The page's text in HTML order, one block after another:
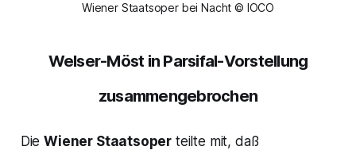
Wiener Staatsoper bei Nacht © IOCO
Welser-Möst in Parsifal-Vorstellung
zusammengebrochen
DieWiener Staatsoper teilte mit, daß